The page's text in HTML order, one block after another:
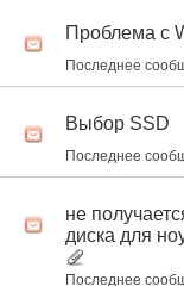
Проблема с
Последнее
Выбор SSD
Последнее
не
диска для
Последнее